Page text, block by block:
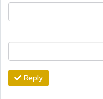
Reply